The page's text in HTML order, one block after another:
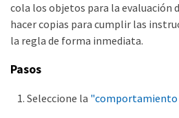
cola los objetos para la evaluación
hacer copias para cumplir las
la regla de forma inmediata.
Pasos
Seleccione la "comportamiento